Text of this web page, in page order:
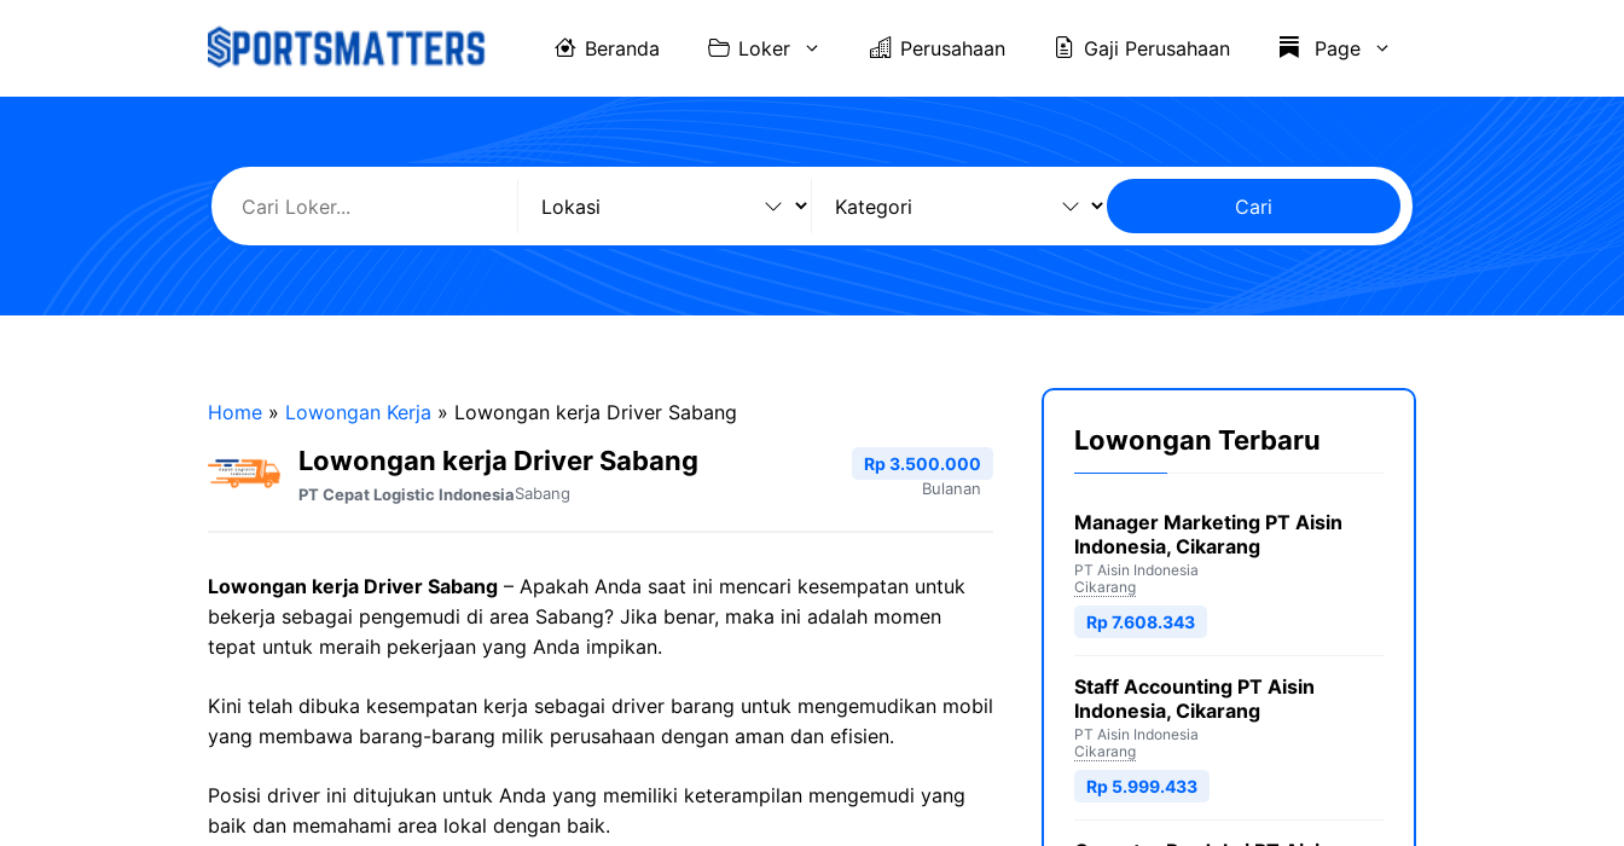
Beranda Loker Perusahaan Gaji Perusahaan Page
Cari
Home » Lowongan Kerja » Lowongan kerja Driver Sabang
Lowongan kerja Driver Sabang
PT Cepat Logistic IndonesiaSabang
Rp 3.500.000
Bulanan
Lowongan kerja Driver Sabang – Apakah Anda saat ini mencari kesempatan untuk
bekerja sebagai pengemudi di area Sabang? Jika benar, maka ini adalah momen
tepat untuk meraih pekerjaan yang Anda impikan.
Kini telah dibuka kesempatan kerja sebagai driver barang untuk mengemudikan mobil
yang membawa barang-barang milik perusahaan dengan aman dan efisien.
Posisi driver ini ditujukan untuk Anda yang memiliki keterampilan mengemudi yang
baik dan memahami area lokal dengan baik.
Lowongan Terbaru
Manager Marketing PT Aisin
Indonesia, Cikarang
PT Aisin Indonesia
Cikarang
Rp 7.608.343
Staff Accounting PT Aisin
Indonesia, Cikarang
PT Aisin Indonesia
Cikarang
Rp 5.999.433